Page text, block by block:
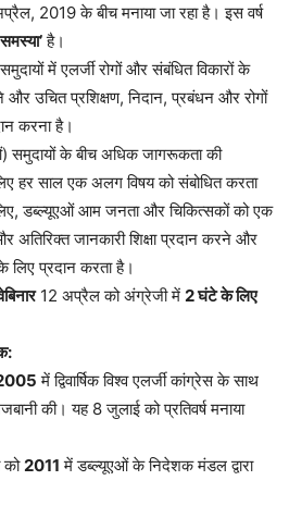
2019 के बीच मनाया जा रहा है। इस वर्ष
है।
में एलर्जी रोगों और संबंधित विकारों के
उचित प्रशिक्षण, निदान, प्रबंधन और रोगों
करना है।
समुदायों के बीच अधिक जागरूकता की
हर साल एक अलग विषय को संबोधित करता
डब्ल्यूएओं आम जनता और चिकित्सकों को एक
अतिरिक्त जानकारी शिक्षा प्रदान करने और
प्रदान करता है।
12 अप्रैल को अंग्रेजी में 2 घंटे के लिए
में द्विवार्षिक विश्व एलर्जी कांग्रेस के साथ
की। यह 8 जुलाई को प्रतिवर्ष मनाया
को 2011 में डब्ल्यूएओं के निदेशक मंडल द्वारा